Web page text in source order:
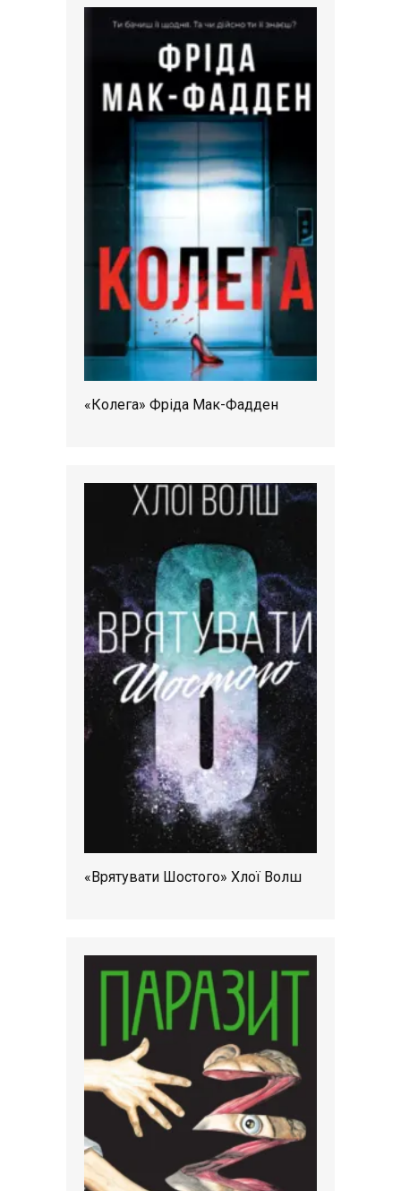
«Колега» Фріда Мак-Фадден
«Врятувати Шостого» Хлої Волш